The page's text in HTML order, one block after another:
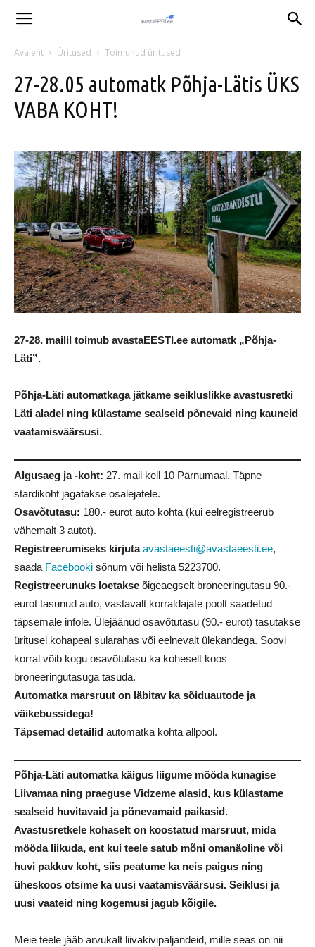
Avaleht Üritused Toimunud üritused
27-28.05 automatk Põhja-Lätis ÜKS
VABA KOHT!
27-28. mailil toimub avastaEESTI.ee automatk „Põhja-
Läti”.
Põhja-Läti automatkaga jätkame seikluslikke avastusretki
Läti aladel ning külastame sealseid põnevaid ning kauneid
vaatamisväärsusi.
Algusaeg ja -koht: 27. mail kell 10 Pärnumaal. Täpne
stardikoht jagatakse osalejatele.
Osavõtutasu: 180.- eurot auto kohta (kui eelregistreerub
vähemalt 3 autot).
Registreerumiseks kirjuta avastaeesti@avastaeesti.ee,
saada Facebooki sõnum või helista 5223700.
Registreerunuks loetakse õigeaegselt broneeringutasu 90.-
eurot tasunud auto, vastavalt korraldajate poolt saadetud
täpsemale infole. Ülejäänud osavõtutasu (90.- eurot) tasutakse
üritusel kohapeal sularahas või eelnevalt ülekandega. Soovi
korral võib kogu osavõtutasu ka koheselt koos
broneeringutasuga tasuda.
Automatka marsruut on läbitav ka sõiduautode ja
väikebussidega!
Täpsemad detailid automatka kohta allpool.
Põhja-Läti automatka käigus liigume mööda kunagise
Liivamaa ning praeguse Vidzeme alasid, kus külastame
sealseid huvitavaid ja põnevamaid paikasid.
Avastusretkele kohaselt on koostatud marsruut, mida
mööda liikuda, ent kui teele satub mõni omanäoline või
huvi pakkuv koht, siis peatume ka neis paigus ning
üheskoos otsime ka uusi vaatamisväärsusi. Seiklusi ja
uusi vaateid ning kogemusi jagub kõigile.
Meie teele jääb arvukalt liivakivipaljandeid, mille seas on nii